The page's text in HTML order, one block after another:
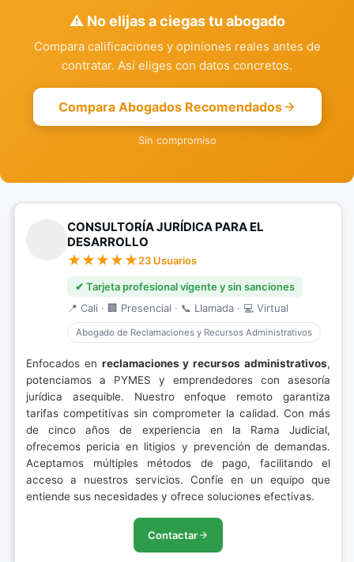
⚠️ No elijas a ciegas tu abogado
Compara calificaciones y opiniones reales antes de
contratar. Así eliges con datos concretos.
Compara Abogados Recomendados
Sin compromiso
CONSULTORÍA JURÍDICA PARA EL
DESARROLLO
23 Usuarios
✔ Tarjeta profesional vigente y sin sanciones
📍 Cali · 🏢 Presencial · 📞 Llamada · 💻 Virtual
Abogado de Reclamaciones y Recursos Administrativos
Enfocados en reclamaciones y recursos administrativos,
potenciamos a PYMES y emprendedores con asesoría
jurídica asequible. Nuestro enfoque remoto garantiza
tarifas competitivas sin comprometer la calidad. Con más
de cinco años de experiencia en la Rama Judicial,
ofrecemos pericia en litigios y prevención de demandas.
Aceptamos múltiples métodos de pago, facilitando el
acceso a nuestros servicios. Confíe en un equipo que
entiende sus necesidades y ofrece soluciones efectivas.
Contactar